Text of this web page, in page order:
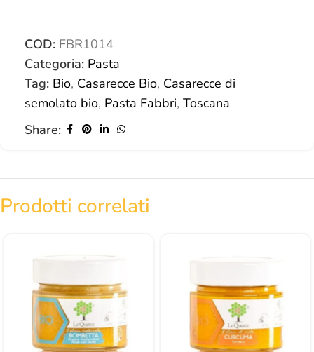
COD: FBR1014
Categoria: Pasta
Tag: Bio, Casarecce Bio, Casarecce di
semolato bio, Pasta Fabbri, Toscana
Share:
Prodotti correlati